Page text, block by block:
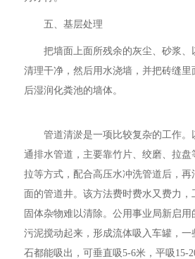
五、基层处理
把墙面上面所残余的灰尘、砂浆、
清理干净，然后用水浇墙，并把砖缝里
后湿润化粪池的墙体。
管道清淤是一项比较复杂的工作
通排水管道，主要靠竹片、绞磨、拉
拉等方式，配合高压水冲洗管道后，
面的管道井。该方法费时费水又费力
固体杂物难以清除。公用事业局新启
污泥搅动起来，形成流体吸入车罐，
石都能吸出，可垂直吸5-6米，平吸15-